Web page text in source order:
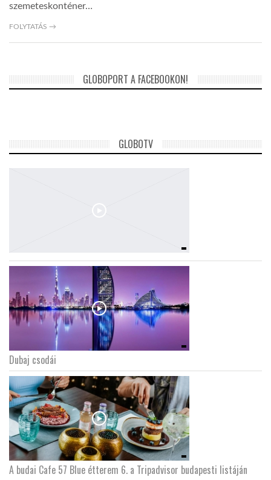
GLOBOTV BP
GLOBOTV
GLOBOZSARU
DOBRAVERO.HU
LATIMO.HU
GLOBOBOOK
szemeteskonténer…
FOLYTATÁS →
GLOBOPORT A FACEBOOKON!
GLOBOTV
Dubaj csodái
A budai Cafe 57 Blue étterem 6. a Tripadvisor budapesti listáján